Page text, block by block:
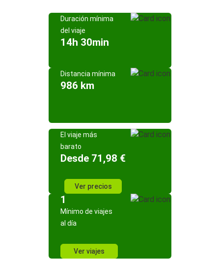
Duración mínima
del viaje
14h 30min
Distancia mínima
986 km
El viaje más
barato
Desde 71,98 €
Ver precios
1
Mínimo de viajes
al día
Ver viajes